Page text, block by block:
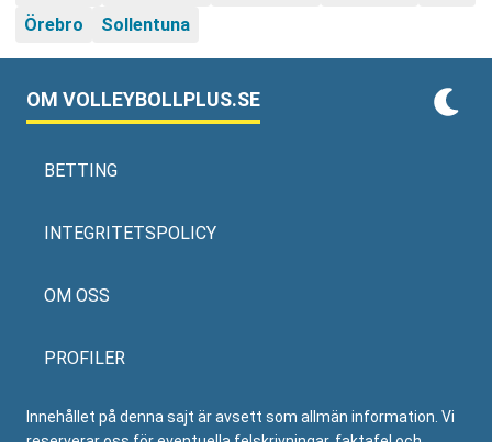
Örebro
Sollentuna
OM VOLLEYBOLLPLUS.SE
BETTING
INTEGRITETSPOLICY
OM OSS
PROFILER
Innehållet på denna sajt är avsett som allmän information. Vi